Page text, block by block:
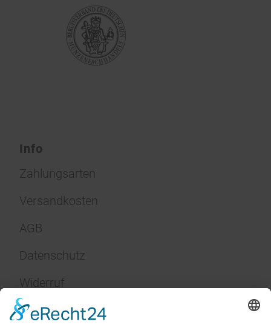
Info
Zahlungsarten
Versandkosten
AGB
Datenschutz
Widerruf
Impressum